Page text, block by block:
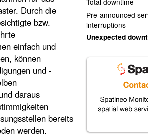
Total downtime
Pre-announced
interruptions
Unexpected
Durch die
bzw.
einfach und
können
und -
daraus
bereits
werden.